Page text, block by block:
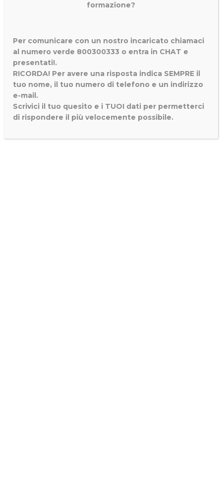
formazione?
Per comunicare con un nostro incaricato chiamaci
al numero verde 800300333 o entra in CHAT e
presentati!.
RICORDA! Per avere una risposta indica SEMPRE il
tuo nome, il tuo numero di telefono e un indirizzo
e-mail.
Scrivici il tuo quesito e i TUOI dati per permetterci
di rispondere il più velocemente possibile.